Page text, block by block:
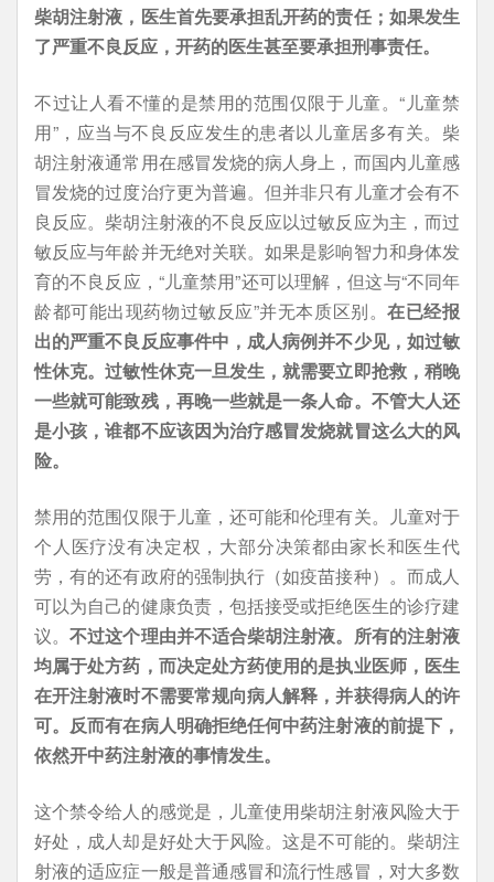
柴胡注射液，医生首先要承担乱开药的责任；如果发生
了严重不良反应，开药的医生甚至要承担刑事责任。
不过让人看不懂的是禁用的范围仅限于儿童。“儿童禁
用”，应当与不良反应发生的患者以儿童居多有关。柴
胡注射液通常用在感冒发烧的病人身上，而国内儿童感
冒发烧的过度治疗更为普遍。但并非只有儿童才会有不
良反应。柴胡注射液的不良反应以过敏反应为主，而过
敏反应与年龄并无绝对关联。如果是影响智力和身体发
育的不良反应，“儿童禁用”还可以理解，但这与“不同年
龄都可能出现药物过敏反应”并无本质区别。在已经报
出的严重不良反应事件中，成人病例并不少见，如过敏
性休克。过敏性休克一旦发生，就需要立即抢救，稍晚
一些就可能致残，再晚一些就是一条人命。不管大人还
是小孩，谁都不应该因为治疗感冒发烧就冒这么大的风
险。
禁用的范围仅限于儿童，还可能和伦理有关。儿童对于
个人医疗没有决定权，大部分决策都由家长和医生代
劳，有的还有政府的强制执行（如疫苗接种）。而成人
可以为自己的健康负责，包括接受或拒绝医生的诊疗建
议。不过这个理由并不适合柴胡注射液。所有的注射液
均属于处方药，而决定处方药使用的是执业医师，医生
在开注射液时不需要常规向病人解释，并获得病人的许
可。反而有在病人明确拒绝任何中药注射液的前提下，
依然开中药注射液的事情发生。
这个禁令给人的感觉是，儿童使用柴胡注射液风险大于
好处，成人却是好处大于风险。这是不可能的。柴胡注
射液的适应症一般是普通感冒和流行性感冒，对大多数